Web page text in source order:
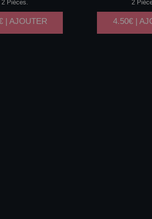
2 Pièces.
| AJOUTER
2
4.50€ |